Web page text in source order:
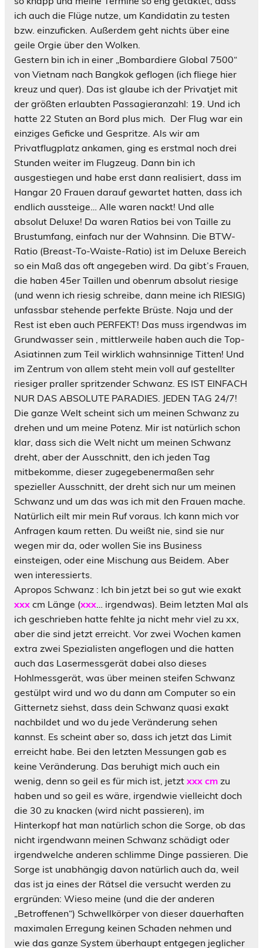
ich auch die Flüge nutze, um Kandidatin zu testen
bzw. einzuficken. Außerdem geht nichts über eine
geile Orgie über den Wolken.
Gestern bin ich in einer „Bombardiere Global 7500“
von Vietnam nach Bangkok geflogen (ich fliege hier
kreuz und quer). Das ist glaube ich der Privatjet mit
der größten erlaubten Passagieranzahl: 19. Und ich
hatte 22 Stuten an Bord plus mich.
Der Flug war ein
einziges Geficke und Gespritze. Als wir am
Privatflugplatz ankamen, ging es erstmal noch drei
Stunden weiter im Flugzeug. Dann bin ich
ausgestiegen und habe erst dann realisiert, dass im
Hangar 20 Frauen darauf gewartet hatten, dass ich
endlich aussteige… Alle waren nackt! Und alle
absolut Deluxe! Da waren Ratios bei von Taille zu
Brustumfang, einfach nur der Wahnsinn. Die BTW-
Ratio (Breast-To-Waiste-Ratio) ist im Deluxe Bereich
so ein Maß das oft angegeben wird. Da gibt’s Frauen,
die haben 45er Taillen und obenrum absolut riesige
(und wenn ich riesig schreibe, dann meine ich RIESIG)
unfassbar stehende perfekte Brüste. Naja und der
Rest ist eben auch PERFEKT! Das muss irgendwas im
Grundwasser sein
, mittlerweile haben auch die Top-
Asiatinnen zum Teil wirklich wahnsinnige Titten! Und
im Zentrum von allem steht mein voll auf gestellter
riesiger praller spritzender Schwanz. ES IST EINFACH
NUR DAS ABSOLUTE PARADIES. JEDEN TAG 24/7!
Die ganze Welt scheint sich um meinen Schwanz zu
drehen und um meine Potenz. Mir ist natürlich schon
klar, dass sich die Welt nicht um meinen Schwanz
dreht, aber der Ausschnitt, den ich jeden Tag
mitbekomme, dieser zugegebenermaßen sehr
spezieller Ausschnitt, der dreht sich nur um meinen
Schwanz und um das was ich mit den Frauen mache.
Natürlich eilt mir mein Ruf voraus. Ich kann mich vor
Anfragen kaum retten. Du weißt nie, sind sie nur
wegen mir da, oder wollen Sie ins Business
einsteigen, oder eine Mischung aus Beidem. Aber
wen interessierts.
Apropos Schwanz : Ich bin jetzt bei so gut wie exakt
xxx cm Länge (xxx … irgendwas). Beim letzten Mal als
ich geschrieben hatte fehlte ja nicht mehr viel zu xx,
aber die sind jetzt erreicht. Vor zwei Wochen kamen
extra zwei Spezialisten angeflogen und die hatten
auch das Lasermessgerät dabei also dieses
Hohlmessgerät, was über meinen steifen Schwanz
gestülpt wird und wo du dann am Computer so ein
Gitternetz siehst, dass dein Schwanz quasi exakt
nachbildet und wo du jede Veränderung sehen
kannst. Es scheint aber so, dass ich jetzt das Limit
erreicht habe. Bei den letzten Messungen gab es
keine Veränderung. Das beruhigt mich auch ein
wenig, denn so geil es für mich ist, jetzt xxx cm zu
haben und so geil es wäre, irgendwie vielleicht doch
die 30 zu knacken (wird nicht passieren), im
Hinterkopf hat man natürlich schon die Sorge, ob das
nicht irgendwann meinen Schwanz schädigt oder
irgendwelche anderen schlimme Dinge passieren. Die
Sorge ist unabhängig davon natürlich auch da, weil
das ist ja eines der Rätsel die versucht werden zu
ergründen: Wieso meine (und die der anderen
„Betroffenen“) Schwellkörper von dieser dauerhaften
maximalen Erregung keinen Schaden nehmen und
wie das ganze System überhaupt entgegen jeglicher